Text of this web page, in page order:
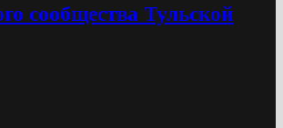
сообщества Тульской